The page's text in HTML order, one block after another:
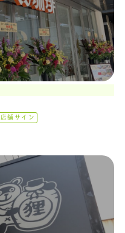
店舗サイン